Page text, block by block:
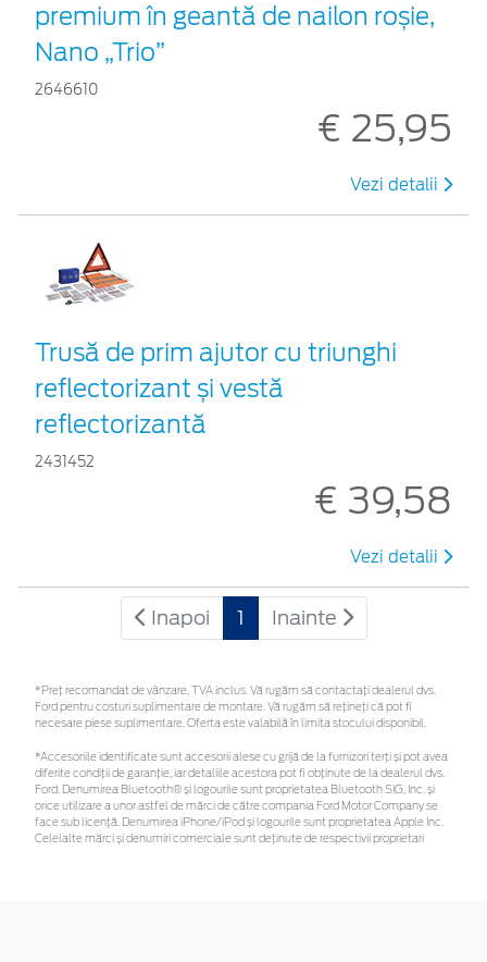
premium în geantă de nailon roșie,
Nano „Trio”
2646610
€ 25,95
Vezi detalii
Trusă de prim ajutor cu triunghi
reflectorizant și vestă
reflectorizantă
2431452
€ 39,58
Vezi detalii
Inapoi 1 Inainte
*Preţ recomandat de vânzare, TVA inclus. Vă rugăm să contactaţi dealerul dvs.
Ford pentru costuri suplimentare de montare. Vă rugăm să rețineți că pot fi
necesare piese suplimentare. Oferta este valabilă în limita stocului disponibil.
*Accesoriile identificate sunt accesorii alese cu grijă de la furnizori terți și pot avea
diferite condiții de garanție, iar detaliile acestora pot fi obținute de la dealerul dvs.
Ford. Denumirea Bluetooth® și logourile sunt proprietatea Bluetooth SIG, Inc. și
orice utilizare a unor astfel de mărci de către compania Ford Motor Company se
face sub licență. Denumirea iPhone/iPod și logourile sunt proprietatea Apple Inc.
Celelalte mărci și denumiri comerciale sunt deținute de respectivii proprietari